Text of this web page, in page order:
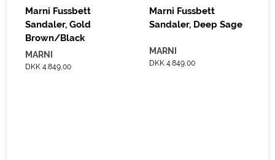
Marni Fussbett
Sandaler, Gold
Brown/Black
MARNI
DKK 4.849,00
Marni Fussbett
Sandaler, Deep Sage
MARNI
DKK 4.849,00